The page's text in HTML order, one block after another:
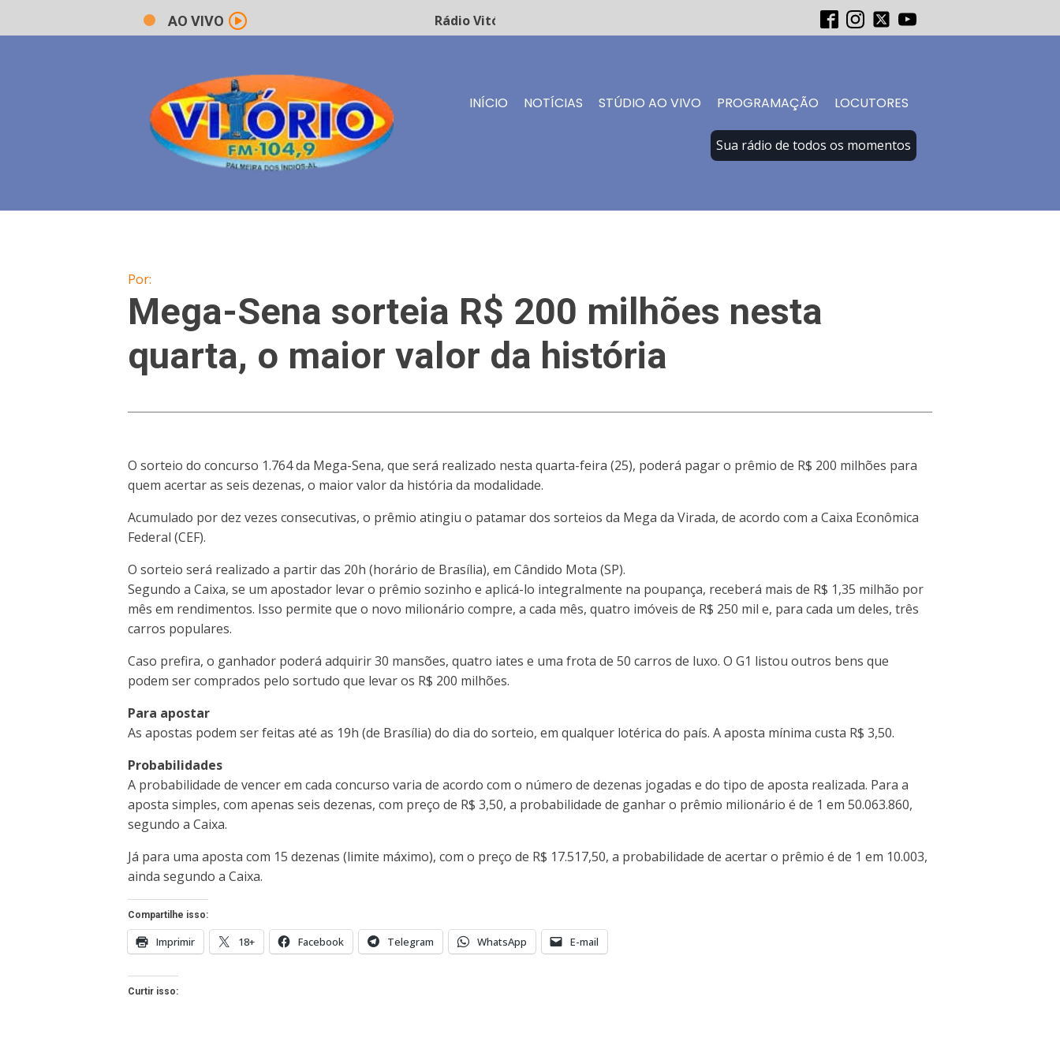
AO VIVO Rádio Vitório FM - Transmissão ao vivo
INÍCIO NOTÍCIAS STÚDIO AO VIVO PROGRAMAÇÃO LOCUTORES
Sua rádio de todos os momentos
Por:
Mega-Sena sorteia R$ 200 milhões nesta
quarta, o maior valor da história
O sorteio do concurso 1.764 da Mega-Sena, que será realizado nesta quarta-feira (25), poderá pagar o prêmio de R$ 200 milhões para
quem acertar as seis dezenas, o maior valor da história da modalidade.
Acumulado por dez vezes consecutivas, o prêmio atingiu o patamar dos sorteios da Mega da Virada, de acordo com a Caixa Econômica
Federal (CEF).
O sorteio será realizado a partir das 20h (horário de Brasília), em Cândido Mota (SP).
Segundo a Caixa, se um apostador levar o prêmio sozinho e aplicá-lo integralmente na poupança, receberá mais de R$ 1,35 milhão por
mês em rendimentos. Isso permite que o novo milionário compre, a cada mês, quatro imóveis de R$ 250 mil e, para cada um deles, três
carros populares.
Caso prefira, o ganhador poderá adquirir 30 mansões, quatro iates e uma frota de 50 carros de luxo. O G1 listou outros bens que
podem ser comprados pelo sortudo que levar os R$ 200 milhões.
Para apostar
As apostas podem ser feitas até as 19h (de Brasília) do dia do sorteio, em qualquer lotérica do país. A aposta mínima custa R$ 3,50.
Probabilidades
A probabilidade de vencer em cada concurso varia de acordo com o número de dezenas jogadas e do tipo de aposta realizada. Para a
aposta simples, com apenas seis dezenas, com preço de R$ 3,50, a probabilidade de ganhar o prêmio milionário é de 1 em 50.063.860,
segundo a Caixa.
Já para uma aposta com 15 dezenas (limite máximo), com o preço de R$ 17.517,50, a probabilidade de acertar o prêmio é de 1 em 10.003,
ainda segundo a Caixa.
Compartilhe isso:
Imprimir 18+ Facebook Telegram WhatsApp E-mail
Curtir isso: